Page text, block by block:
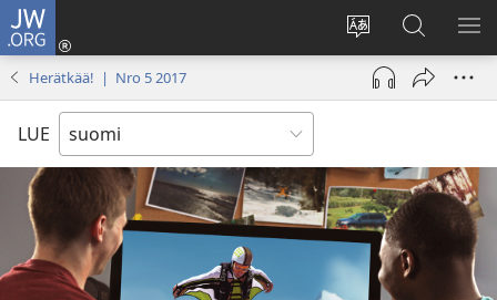
JW.ORG
Vaihda
sivuston
kieli
Kirjaudu
(avaa
uuden
ikkunan)
Hae
JW.ORG-
sivustolta
Herätkää! | Nro 5 2017
LUE